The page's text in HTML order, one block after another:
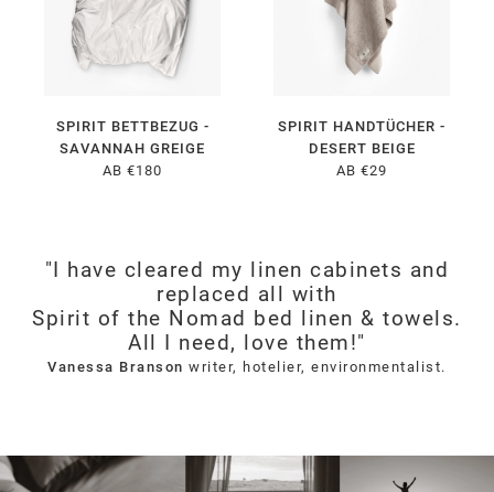
SPIRIT BETTBEZUG -
SAVANNAH GREIGE
AB €180
SPIRIT HANDTÜCHER -
DESERT BEIGE
AB €29
"I have cleared my linen cabinets and
replaced all with
Spirit of the Nomad bed linen & towels.
All I need, love them!"
Vanessa Branson writer, hotelier, environmentalist.